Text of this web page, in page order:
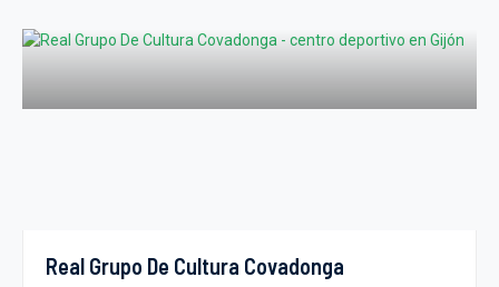
Real Grupo De Cultura Covadonga